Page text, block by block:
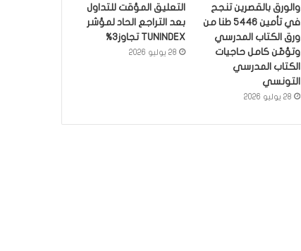
والورق بالقصرين تنجح
في تأمين 5446 طنا من
ورق الكتاب المدرسي
وتؤمّن كامل حاجيات
الكتاب المدرسي
التونسي
28 يوليو 2026
التعليق المؤقت للتداول
بعد التراجع الحاد لمؤشر
TUNINDEX تجاوز3%
28 يوليو 2026